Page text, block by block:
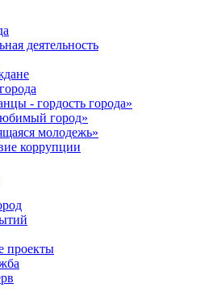
деятельность
- гордость города»
город»
молодежь»
коррупции
проекты